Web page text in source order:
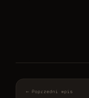
← Poprzedni wpis